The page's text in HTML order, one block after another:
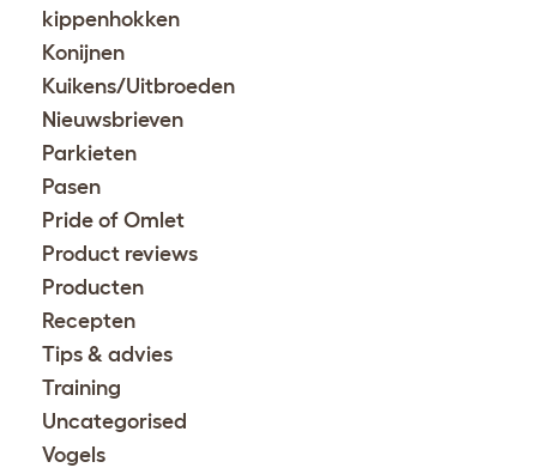
kippenhokken
Konijnen
Kuikens/Uitbroeden
Nieuwsbrieven
Parkieten
Pasen
Pride of Omlet
Product reviews
Producten
Recepten
Tips & advies
Training
Uncategorised
Vogels